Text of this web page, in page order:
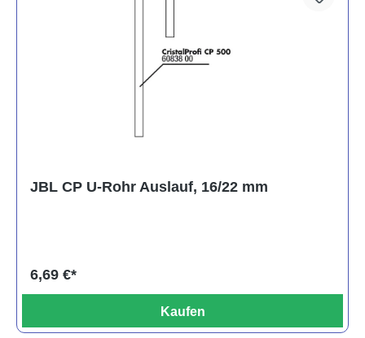
JBL CP U-Rohr Auslauf, 16/22 mm
6,69 €*
Kaufen